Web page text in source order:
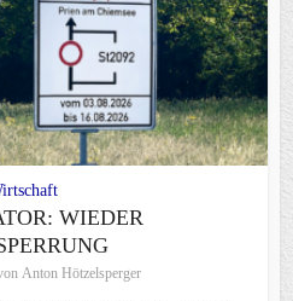
WIEDER
Anton Hötzelsperger